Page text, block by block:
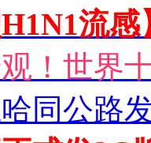
H1N1流
！世界
同公路